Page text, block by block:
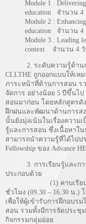
Module 1 :
education จำนวน 4
Module 2 :
education จำนวน 4
Module 3 : Leading
context จำนวน 4
2. ระดับความรู้ด้านกา
CLLTHE ถูกออกแบบให้เ
ภาระหน้าที่ด้านการสอน ร
จัดการ อย่างน้อย 5 ปีขึ้นไ
สอนมาก่อน โดยหลักสูตรดั
ฝึกฝนและพัฒนาด้านการส
นั้นยังมุ่งเน้นในเรื่องความ
รู้และการสอน ซึ่งเนื้อหาใ
สามารถนำความรู้ที่ได้ไปป
Fellowship ของ Advance
3. การเรียนรู้และการ
ประกอบด้วย
(1) คาบเรียนแบบมี
ชั่วโมง (09.30 – 16.30 น
เพื่อให้ผู้เข้ารับการฝึกอบร
สอน รวมทั้งมีการจัดประชุ
กิจกรรมกลุ่มย่อย